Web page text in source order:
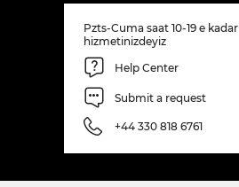
Pzts-Cuma saat 10-19 e kadar
hizmetinizdeyiz
Help Center
Submit a request
+44 330 818 6761